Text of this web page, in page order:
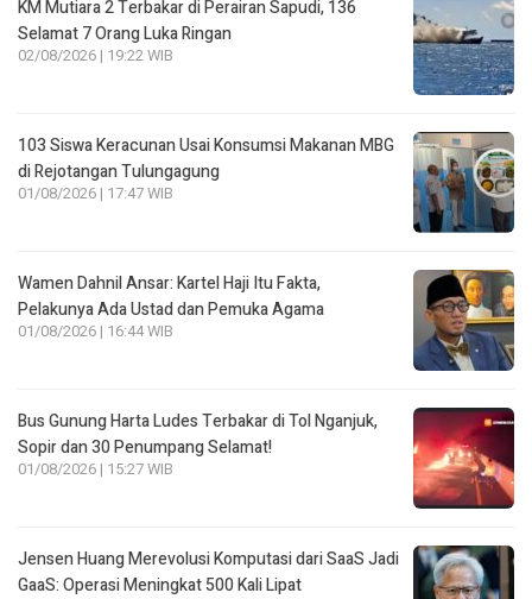
KM Mutiara 2 Terbakar di Perairan Sapudi, 136
Selamat 7 Orang Luka Ringan
02/08/2026 | 19:22 WIB
103 Siswa Keracunan Usai Konsumsi Makanan MBG
di Rejotangan Tulungagung
01/08/2026 | 17:47 WIB
Wamen Dahnil Ansar: Kartel Haji Itu Fakta,
Pelakunya Ada Ustad dan Pemuka Agama
01/08/2026 | 16:44 WIB
Bus Gunung Harta Ludes Terbakar di Tol Nganjuk,
Sopir dan 30 Penumpang Selamat!
01/08/2026 | 15:27 WIB
Jensen Huang Merevolusi Komputasi dari SaaS Jadi
GaaS: Operasi Meningkat 500 Kali Lipat